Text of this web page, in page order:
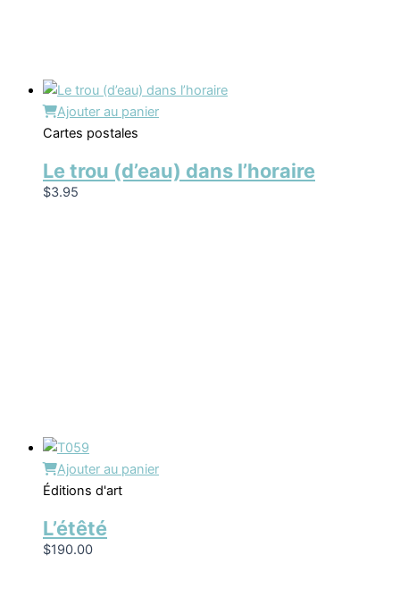
Ajouter au panier
Cartes postales
Le trou (d’eau) dans l’horaire
$3.95
Ajouter au panier
Éditions d'art
L’étêté
$190.00